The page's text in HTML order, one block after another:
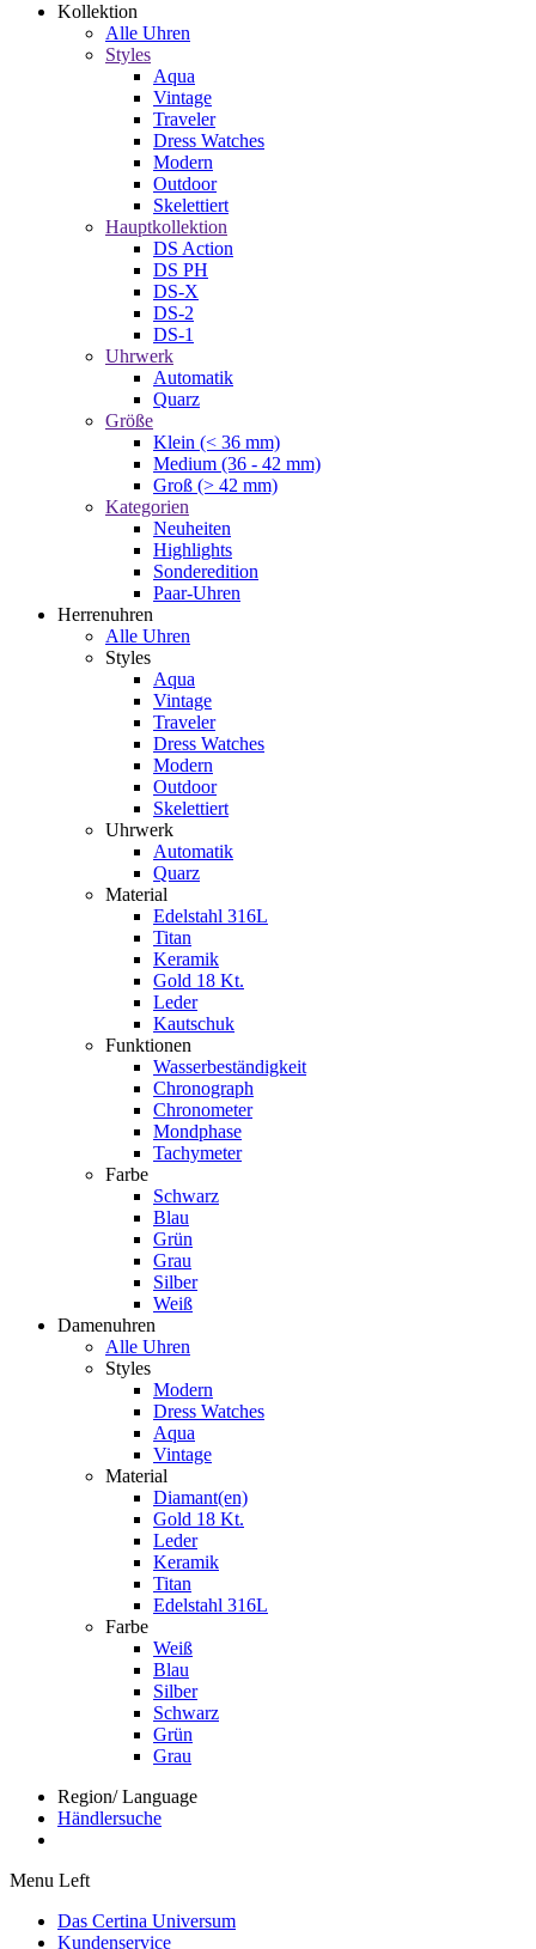
Kollektion
Alle Uhren
Styles
Aqua
Vintage
Traveler
Dress Watches
Modern
Outdoor
Skelettiert
Hauptkollektion
DS Action
DS PH
DS-X
DS-2
DS-1
Uhrwerk
Automatik
Quarz
Größe
Klein (< 36 mm)
Medium (36 - 42 mm)
Groß (> 42 mm)
Kategorien
Neuheiten
Highlights
Sonderedition
Paar-Uhren
Herrenuhren
Alle Uhren
Styles
Aqua
Vintage
Traveler
Dress Watches
Modern
Outdoor
Skelettiert
Uhrwerk
Automatik
Quarz
Material
Edelstahl 316L
Titan
Keramik
Gold 18 Kt.
Leder
Kautschuk
Funktionen
Wasserbeständigkeit
Chronograph
Chronometer
Mondphase
Tachymeter
Farbe
Schwarz
Blau
Grün
Grau
Silber
Weiß
Damenuhren
Alle Uhren
Styles
Modern
Dress Watches
Aqua
Vintage
Material
Diamant(en)
Gold 18 Kt.
Leder
Keramik
Titan
Edelstahl 316L
Farbe
Weiß
Blau
Silber
Schwarz
Grün
Grau
Region/ Language
Händlersuche
Menu Left
Das Certina Universum
Kundenservice